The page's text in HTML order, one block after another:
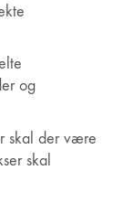
og
skal der være
skal